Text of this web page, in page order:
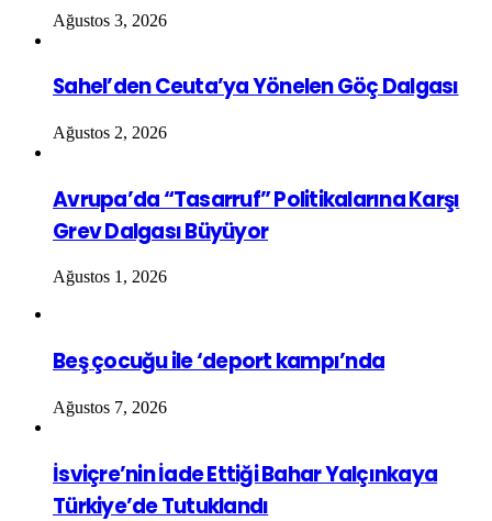
Ağustos 3, 2026
Sahel’den Ceuta’ya Yönelen Göç Dalgası
Ağustos 2, 2026
Avrupa’da “Tasarruf” Politikalarına Karşı
Grev Dalgası Büyüyor
Ağustos 1, 2026
Beş çocuğu ile ‘deport kampı’nda
Ağustos 7, 2026
İsviçre’nin İade Ettiği Bahar Yalçınkaya
Türkiye’de Tutuklandı